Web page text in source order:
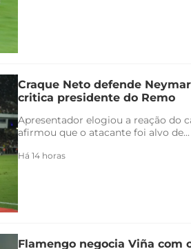
Craque Neto defende
critica presidente do Remo
Apresentador elogiou a reação do
afirmou que o atacante foi alvo de...
Há 14 horas
Flamengo negocia Viña com